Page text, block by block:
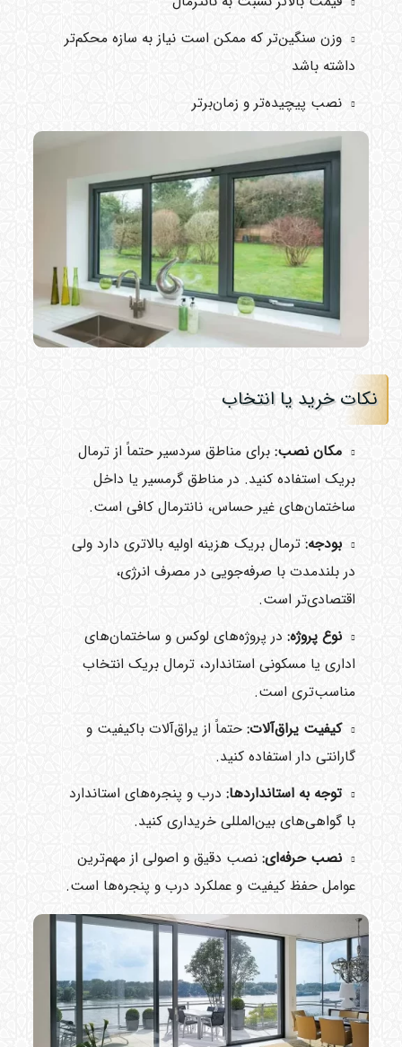
وزن سنگین‌تر که ممکن است نیاز به سازه محکم‌تر
داشته باشد
نصب پیچیده‌تر و زمان‌برتر
نکات خرید یا انتخاب
مکان نصب:برای مناطق سردسیر حتماً از ترمال
بریک استفاده کنید. در مناطق گرمسیر یا داخل
ساختمان‌های غیر حساس، نانترمال کافی است.
بودجه:ترمال بریک هزینه اولیه بالاتری دارد ولی
در بلندمدت با صرفه‌جویی در مصرف انرژی،
اقتصادی‌تر است.
نوع پروژه:در پروژه‌های لوکس و ساختمان‌های
اداری یا مسکونی استاندارد، ترمال بریک انتخاب
مناسب‌تری است.
کیفیت یراق‌آلات:حتماً از یراق‌آلات باکیفیت و
گارانتی دار استفاده کنید.
توجه به استانداردها:درب و پنجره‌های استاندارد
با گواهی‌های بین‌المللی خریداری کنید.
نصب حرفه‌ای:نصب دقیق و اصولی از مهم‌ترین
عوامل حفظ کیفیت و عملکرد درب و پنجره‌ها است.